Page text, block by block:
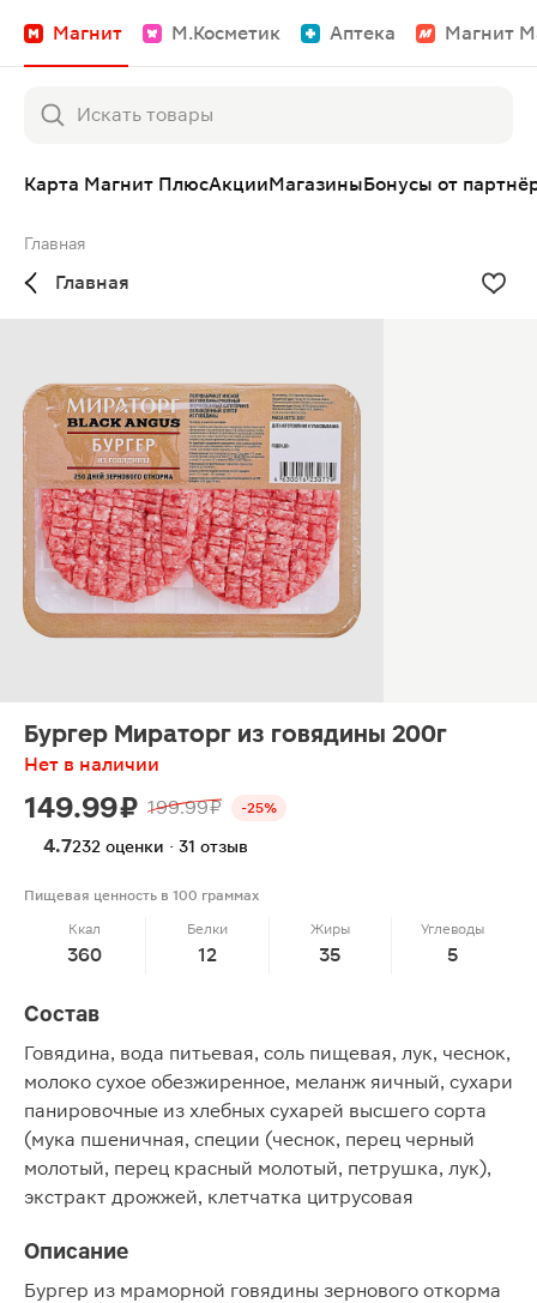
Магнит М.Косметик Аптека Магнит
Карта Магнит ПлюсАкцииМагазиныБонусы от
Главная
Главная
Бургер Мираторг из говядины 200г
Нет в наличии
149.99 ₽ 199.99 ₽ -25%
4.7232 оценки · 31 отзыв
Пищевая ценность в 100 граммах
Ккал
360
Белки
12
Жиры
35
Углеводы
5
Состав
Говядина, вода питьевая, соль пищевая, лук, чеснок,
молоко сухое обезжиренное, меланж яичный, сухари
панировочные из хлебных сухарей высшего сорта
(мука пшеничная, специи (чеснок, перец черный
молотый, перец красный молотый, петрушка, лук),
экстракт дрожжей, клетчатка цитрусовая
Описание
Бургер из мраморной говядины зернового откорма